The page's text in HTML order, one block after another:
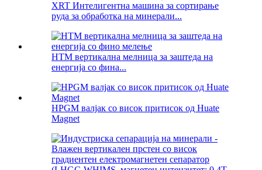
XRT Интелигентна машина за сортирање
руда за обработка на минерали...
HTM вертикална мелница за заштеда на
енергија со фина...
HPGM валјак со висок притисок од Huate
Magnet